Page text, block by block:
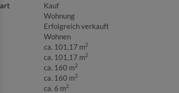
Kauf
Wohnung
Erfolgreich verkauft
Wohnen
ca. 101,17 m2
ca. 101,17 m2
ca. 160 m2
ca. 160 m2
ca. 6 m2